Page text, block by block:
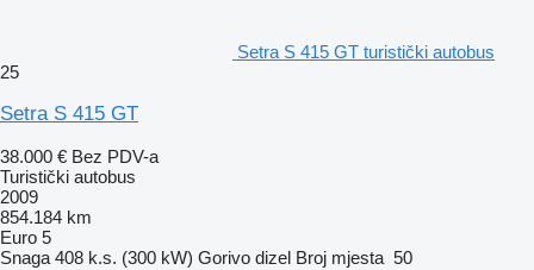
Setra S 415 GT turistički autobus
25
Setra S 415 GT
38.000 € Bez PDV-a
Turistički autobus
2009
854.184 km
Euro 5
Snaga 408 k.s. (300 kW) Gorivo dizel Broj mjesta 50